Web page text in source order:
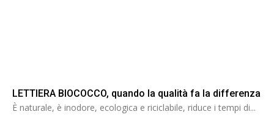
LETTIERA BIOCOCCO, quando la qualità fa la differenza
È naturale, è inodore, ecologica e riciclabile, riduce i tempi di...